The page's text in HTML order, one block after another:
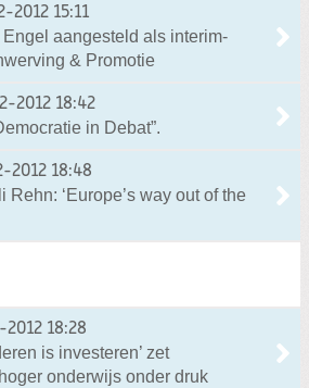
2012 15:11
aangesteld als interim-
& Promotie
2012 18:42
in Debat”.
2012 18:48
‘Europe’s way out of the
2012 18:28
is investeren’ zet
onderwijs onder druk